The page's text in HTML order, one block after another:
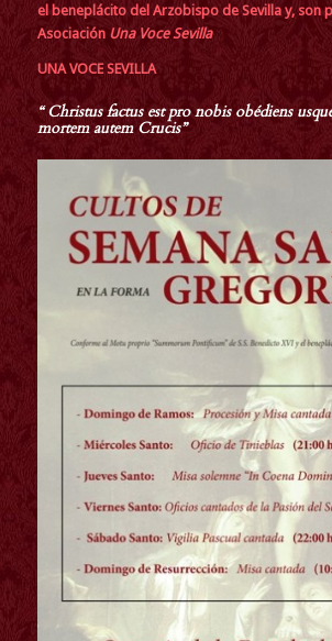
el beneplácito del Arzobispo de Sevilla y, son
Asociación Una Voce Sevilla
UNA VOCE SEVILLA
“ Christus factus est pro nobis obédiens
mortem autem Crucis”